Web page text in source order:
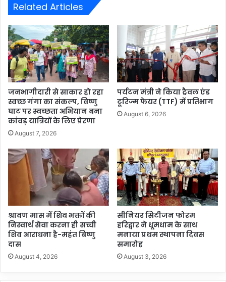
Related Articles
जनभागीदारी से साकार हो रहा
स्वच्छ गंगा का संकल्प, विष्णु
घाट पर स्वच्छता अभियान बना
कांवड़ यात्रियों के लिए प्रेरणा
August 7, 2026
पर्यटन मंत्री ने किया ट्रैवल एंड
टूरिज्म फेयर (TTF) में प्रतिभाग
August 6, 2026
श्रावण मास में शिव भक्तों की
निस्वार्थ सेवा करना ही सच्ची
शिव आराधना है-महंत बिष्णु
दास
August 4, 2026
सीनियर सिटीजन फोरम
हरिद्वार ने धूमधाम के साथ
मनाया प्रथम स्थापना दिवस
समारोह
August 3, 2026